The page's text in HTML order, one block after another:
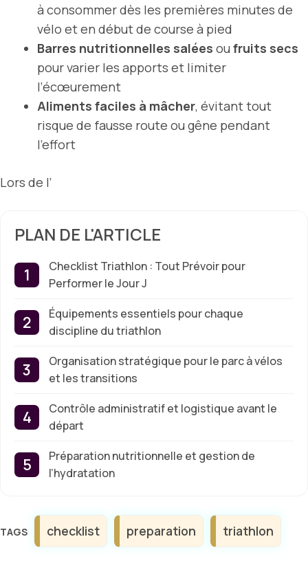
à consommer dès les premières minutes de
vélo et en début de course à pied
Barres nutritionnelles salées ou fruits secs
pour varier les apports et limiter
l’écœurement
Aliments faciles à mâcher, évitant tout
risque de fausse route ou gêne pendant
l’effort
Lors de l’
PLAN DE L'ARTICLE
Checklist Triathlon : Tout Prévoir pour
Performer le Jour J
Équipements essentiels pour chaque
discipline du triathlon
Organisation stratégique pour le parc à vélos
et les transitions
Contrôle administratif et logistique avant le
départ
Préparation nutritionnelle et gestion de
l’hydratation
Étiquettes
checklist preparation triathlon